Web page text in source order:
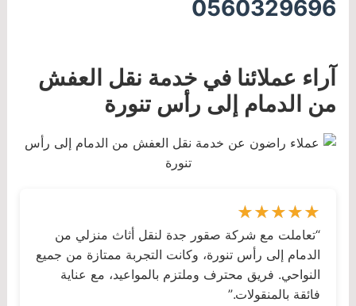
0560329696
آراء عملائنا في خدمة نقل العفش
من الدمام إلى رأس تنورة
“تعاملت مع شركة صقور جدة لنقل أثاث منزلي من
الدمام إلى رأس تنورة، وكانت التجربة ممتازة من جميع
النواحي. فريق محترف وملتزم بالمواعيد، مع عناية
فائقة بالمنقولات.”